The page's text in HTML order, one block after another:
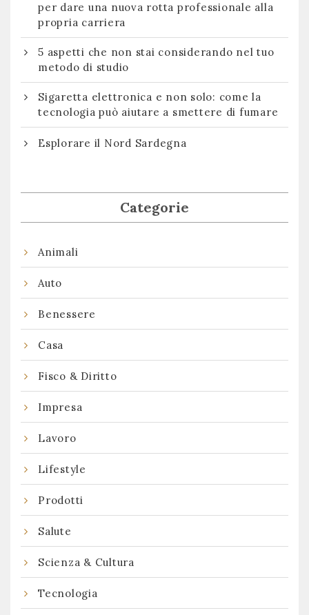
per dare una nuova rotta professionale alla
propria carriera
5 aspetti che non stai considerando nel tuo
metodo di studio
Sigaretta elettronica e non solo: come la
tecnologia può aiutare a smettere di fumare
Esplorare il Nord Sardegna
Categorie
Animali
Auto
Benessere
Casa
Fisco & Diritto
Impresa
Lavoro
Lifestyle
Prodotti
Salute
Scienza & Cultura
Tecnologia